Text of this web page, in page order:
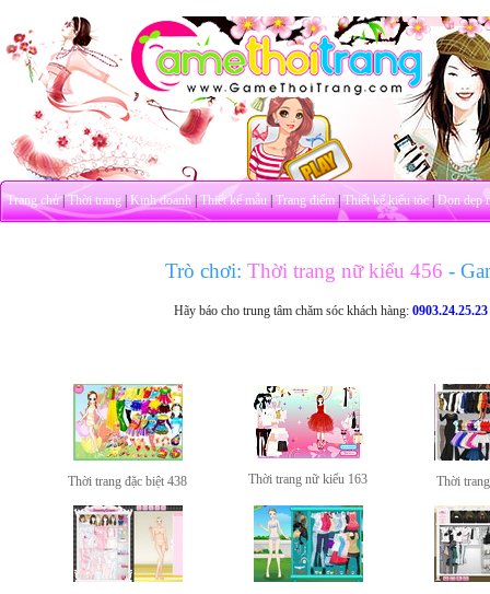
Trang chủ|Thời trang|Kinh doanh|Thiết kế mẫu|Trang điểm|Thiết kế kiểu tóc|Dọn dẹp
Trò chơi: Thời trang nữ kiểu 456 -
Hãy báo cho trung tâm chăm sóc khách hàng:0903.24.25.23
Thời trang đặc biệt 438 Thời trang nữ kiểu 163 Thời